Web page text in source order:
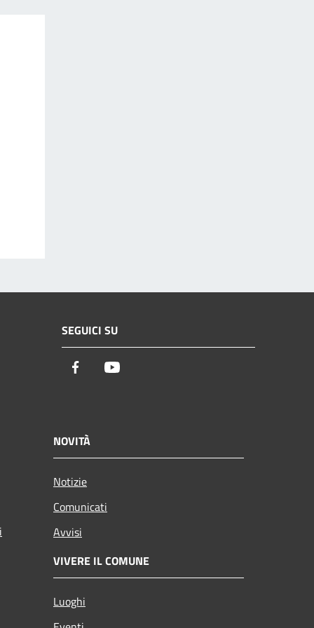
SEGUICI SU
Facebook
NOVITÀ
Notizie
Comunicati
Avvisi
VIVERE IL COMUNE
Luoghi